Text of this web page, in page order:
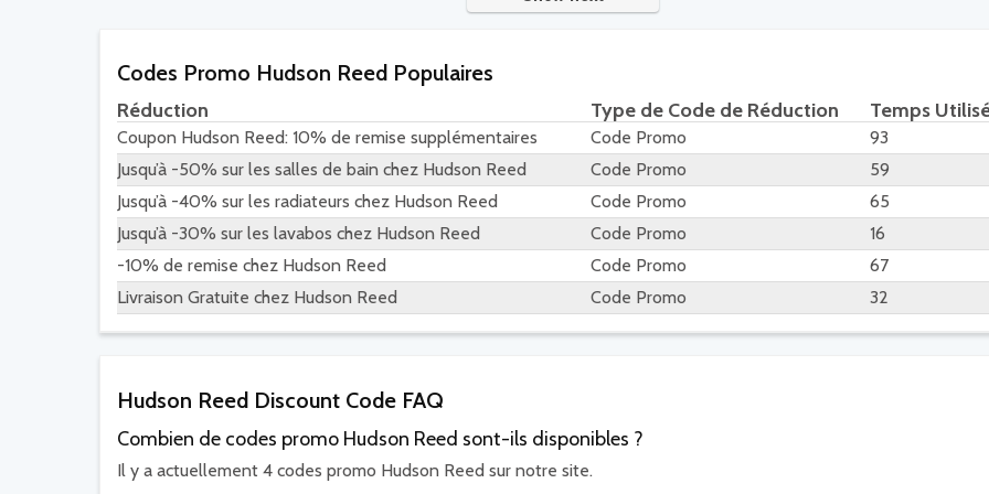
Codes Promo Hudson Reed Populaires
Réduction Type de Code de Réduction Temps
Coupon Hudson Reed: 10% de remise supplémentaires Code Promo
93
Jusqu’à -50% sur les salles de bain chez Hudson Reed
Code Promo
59
Jusqu’à -40% sur les radiateurs chez Hudson Reed
Code Promo
65
Jusqu’à -30% sur les lavabos chez Hudson Reed
Code Promo
16
-10% de remise chez Hudson Reed
Code Promo
67
Livraison Gratuite chez Hudson Reed
Code Promo 32
Hudson Reed Discount Code FAQ
Combien de codes promo Hudson Reed sont-ils disponibles ?
Il y a actuellement 4 codes promo Hudson Reed sur notre site.